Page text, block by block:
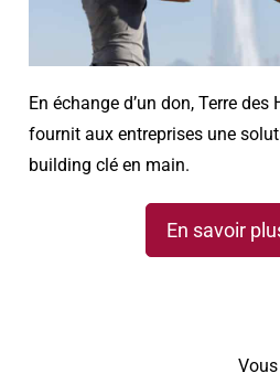
En échange d’un don, Terre
fournit aux entreprises une
building clé en main.
En savoir